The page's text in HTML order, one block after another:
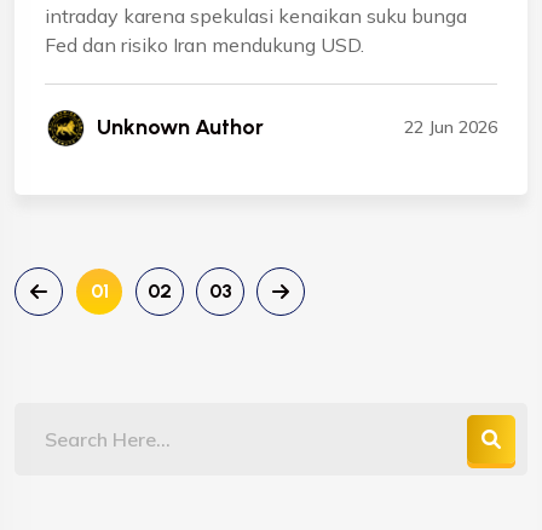
intraday karena spekulasi kenaikan suku bunga
Fed dan risiko Iran mendukung USD.
Unknown Author 22 Jun 2026
01 02 03